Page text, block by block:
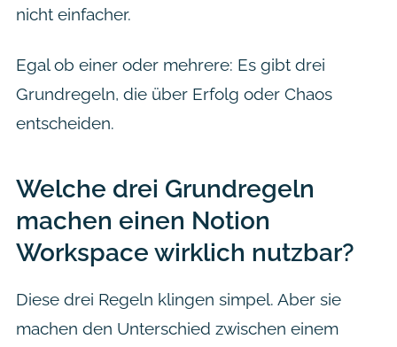
nicht einfacher.
Egal ob einer oder mehrere: Es gibt drei
Grundregeln, die über Erfolg oder Chaos
entscheiden.
Welche drei Grundregeln
machen einen Notion
Workspace wirklich nutzbar?
Diese drei Regeln klingen simpel. Aber sie
machen den Unterschied zwischen einem